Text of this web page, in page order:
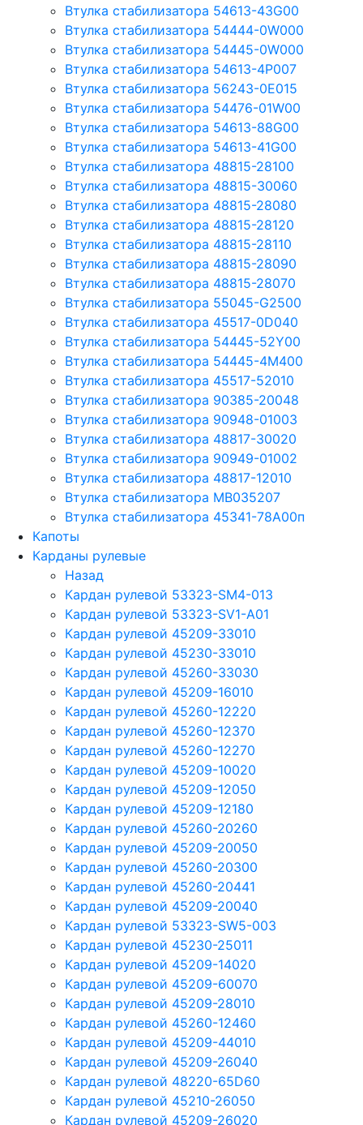
Втулка стабилизатора 54613-43G00
Втулка стабилизатора 54444-0W000
Втулка стабилизатора 54445-0W000
Втулка стабилизатора 54613-4P007
Втулка стабилизатора 56243-0E015
Втулка стабилизатора 54476-01W00
Втулка стабилизатора 54613-88G00
Втулка стабилизатора 54613-41G00
Втулка стабилизатора 48815-28100
Втулка стабилизатора 48815-30060
Втулка стабилизатора 48815-28080
Втулка стабилизатора 48815-28120
Втулка стабилизатора 48815-28110
Втулка стабилизатора 48815-28090
Втулка стабилизатора 48815-28070
Втулка стабилизатора 55045-G2500
Втулка стабилизатора 45517-0D040
Втулка стабилизатора 54445-52Y00
Втулка стабилизатора 54445-4M400
Втулка стабилизатора 45517-52010
Втулка стабилизатора 90385-20048
Втулка стабилизатора 90948-01003
Втулка стабилизатора 48817-30020
Втулка стабилизатора 90949-01002
Втулка стабилизатора 48817-12010
Втулка стабилизатора MB035207
Втулка стабилизатора 45341-78A00п
Капоты
Карданы рулевые
Назад
Кардан рулевой 53323-SM4-013
Кардан рулевой 53323-SV1-A01
Кардан рулевой 45209-33010
Кардан рулевой 45230-33010
Кардан рулевой 45260-33030
Кардан рулевой 45209-16010
Кардан рулевой 45260-12220
Кардан рулевой 45260-12370
Кардан рулевой 45260-12270
Кардан рулевой 45209-10020
Кардан рулевой 45209-12050
Кардан рулевой 45209-12180
Кардан рулевой 45260-20260
Кардан рулевой 45209-20050
Кардан рулевой 45260-20300
Кардан рулевой 45260-20441
Кардан рулевой 45209-20040
Кардан рулевой 53323-SW5-003
Кардан рулевой 45230-25011
Кардан рулевой 45209-14020
Кардан рулевой 45209-60070
Кардан рулевой 45209-28010
Кардан рулевой 45260-12460
Кардан рулевой 45209-44010
Кардан рулевой 45209-26040
Кардан рулевой 48220-65D60
Кардан рулевой 45210-26050
Кардан рулевой 45209-26020